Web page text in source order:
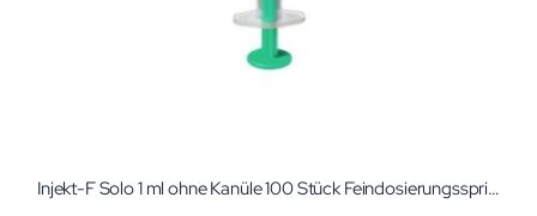
Injekt-F Solo 1 ml ohne Kanüle 100 Stück Feindosierungsspritzen